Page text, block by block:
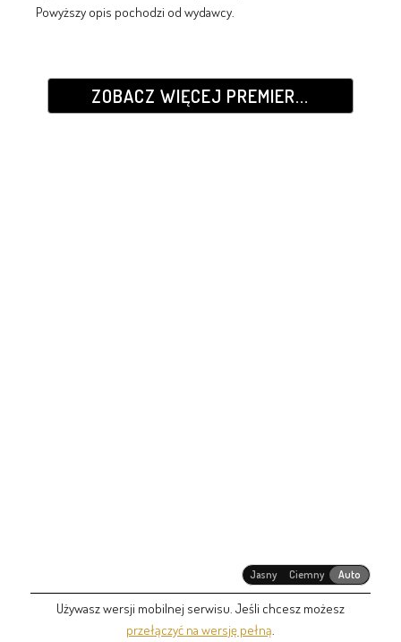
Powyższy opis pochodzi od wydawcy.
ZOBACZ WIĘCEJ PREMIER...
Jasny Ciemny Auto
Używasz wersji mobilnej serwisu. Jeśli chcesz możesz
przełączyć na wersję pełną